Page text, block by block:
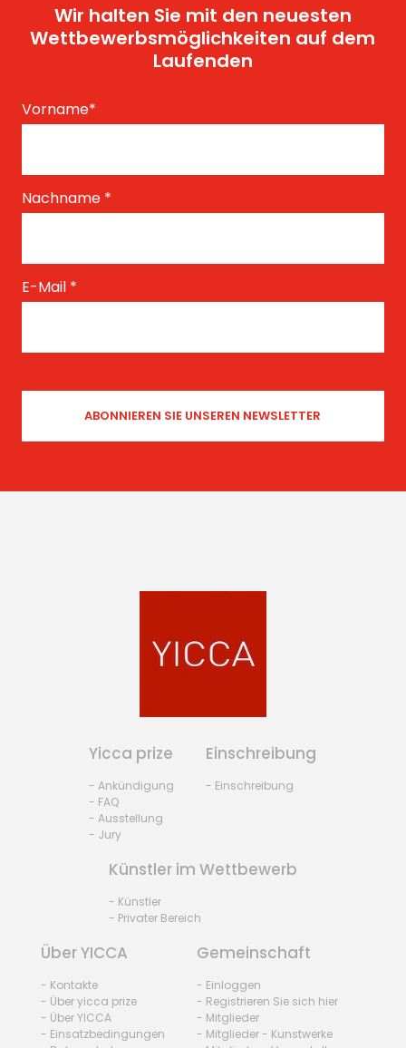
Wir halten Sie mit den neuesten
Wettbewerbsmöglichkeiten auf dem
Laufenden
Vorname*
Nachname *
E-Mail *
Yicca prize
- Ankündigung
- FAQ
- Ausstellung
- Jury
Einschreibung
- Einschreibung
Künstler im Wettbewerb
- Künstler
- Privater Bereich
Über YICCA
- Kontakte
- Über yicca prize
- Über YICCA
- Einsatzbedingungen
Gemeinschaft
- Einloggen
- Registrieren Sie sich hier
- Mitglieder
- Mitglieder - Kunstwerke